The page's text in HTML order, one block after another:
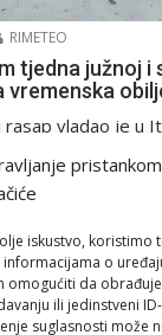
iskustvo, koristimo
o
omogućiti da
ili jedinstveni
suglasnosti može
RIMETEO
tjedna južnoj i
vladao je u
da se...